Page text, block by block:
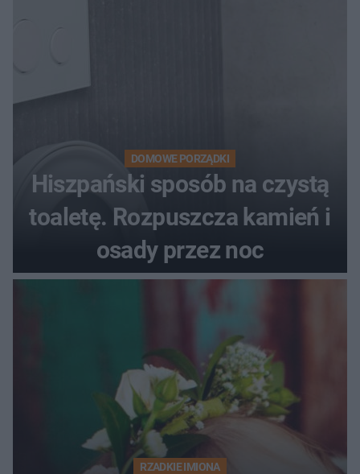
DOMOWE PORZĄDKI
Hiszpański sposób na czystą
toaletę. Rozpuszcza kamień i
osady przez noc
RZADKIE IMIONA